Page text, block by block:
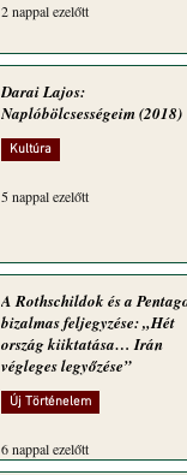
2 nappal ezelőtt
Darai Lajos:
Naplóbölcsességeim (2018)
Kultúra
5 nappal ezelőtt
A Rothschildok és a
bizalmas feljegyzése: „Hét
ország kiiktatása… Irán
végleges legyőzése”
Új Történelem
6 nappal ezelőtt